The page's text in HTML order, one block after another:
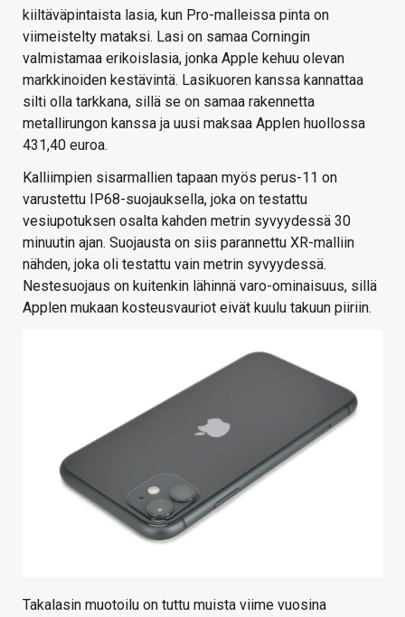
kiiltäväpintaista lasia, kun Pro-malleissa pinta on
viimeistelty mataksi. Lasi on samaa Corningin
valmistamaa erikoislasia, jonka Apple kehuu olevan
markkinoiden kestävintä. Lasikuoren kanssa kannattaa
silti olla tarkkana, sillä se on samaa rakennetta
metallirungon kanssa ja uusi maksaa Applen huollossa
431,40 euroa.
Kalliimpien sisarmallien tapaan myös perus-11 on
varustettu IP68-suojauksella, joka on testattu
vesiupotuksen osalta kahden metrin syvyydessä 30
minuutin ajan. Suojausta on siis parannettu XR-malliin
nähden, joka oli testattu vain metrin syvyydessä.
Nestesuojaus on kuitenkin lähinnä varo-ominaisuus, sillä
Applen mukaan kosteusvauriot eivät kuulu takuun piiriin.
Takalasin muotoilu on tuttu muista viime vuosina